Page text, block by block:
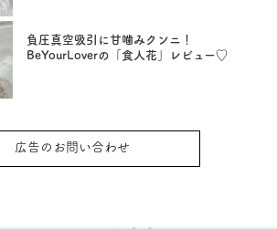
負圧真空吸引に甘噛みクンニ！
BeYourLoverの「食人花」レビュー♡
広告のお問い合わせ